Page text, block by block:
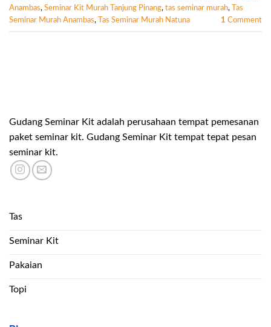
Anambas, Seminar Kit Murah Tanjung Pinang, tas seminar murah,
Tas
Seminar Murah Anambas, Tas Seminar Murah Natuna 1 Comment
Gudang Seminar Kit adalah perusahaan tempat pemesanan
paket seminar kit. Gudang Seminar Kit tempat tepat pesan
seminar kit.
Tas
Seminar Kit
Pakaian
Topi